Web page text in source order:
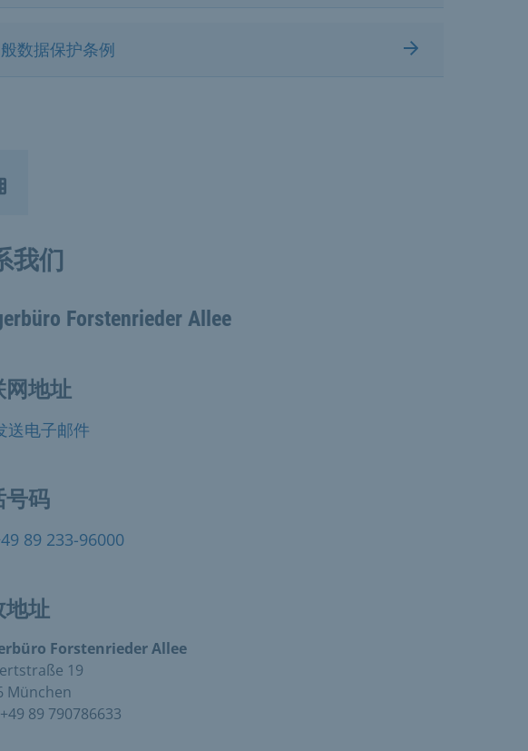
数据保护条例
我们
Forstenrieder Allee
网地址
送电子邮件
号码
89 233-96000
地址
Forstenrieder Allee
19
München
89 790786633